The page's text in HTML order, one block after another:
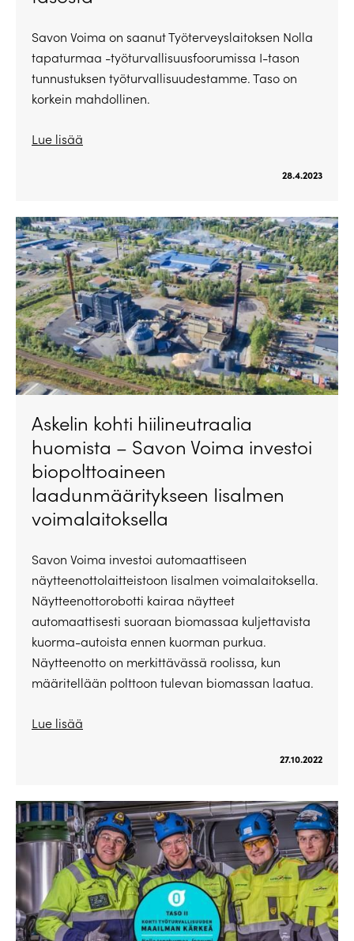
Savon Voima on saanut Työterveyslaitoksen Nolla
tapaturmaa -työturvallisuusfoorumissa I-tason
tunnustuksen työturvallisuudestamme. Taso on
korkein mahdollinen.
Lue lisää
28.4.2023
Askelin kohti hiilineutraalia
huomista – Savon Voima investoi
biopolttoaineen
laadunmääritykseen Iisalmen
voimalaitoksella
Savon Voima investoi automaattiseen
näytteenottolaitteistoon Iisalmen voimalaitoksella.
Näytteenottorobotti kairaa näytteet
automaattisesti suoraan biomassaa kuljettavista
kuorma-autoista ennen kuorman purkua.
Näytteenotto on merkittävässä roolissa, kun
määritellään polttoon tulevan biomassan laatua.
Lue lisää
27.10.2022